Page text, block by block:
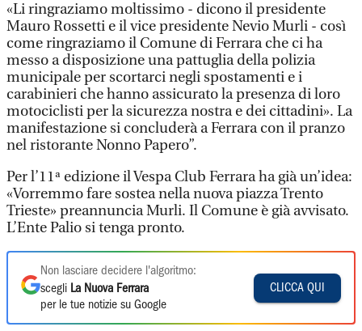
«Li ringraziamo moltissimo - dicono il presidente
Mauro Rossetti e il vice presidente Nevio Murli - così
come ringraziamo il Comune di Ferrara che ci ha
messo a disposizione una pattuglia della polizia
municipale per scortarci negli spostamenti e i
carabinieri che hanno assicurato la presenza di loro
motociclisti per la sicurezza nostra e dei cittadini». La
manifestazione si concluderà a Ferrara con il pranzo
nel ristorante Nonno Papero”.
Per l’11ª edizione il Vespa Club Ferrara ha già un’idea:
«Vorremmo fare sostea nella nuova piazza Trento
Trieste» preannuncia Murli. Il Comune è già avvisato.
L’Ente Palio si tenga pronto.
Non lasciare decidere l'algoritmo:
scegli La Nuova Ferrara
per le tue notizie su Google
CLICCA QUI